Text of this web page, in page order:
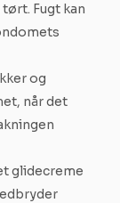
Fugt kan
og
når det
glidecreme